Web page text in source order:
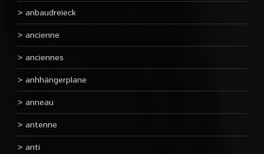
anbaudreieck
ancienne
anciennes
anhhängerplane
anneau
antenne
anti